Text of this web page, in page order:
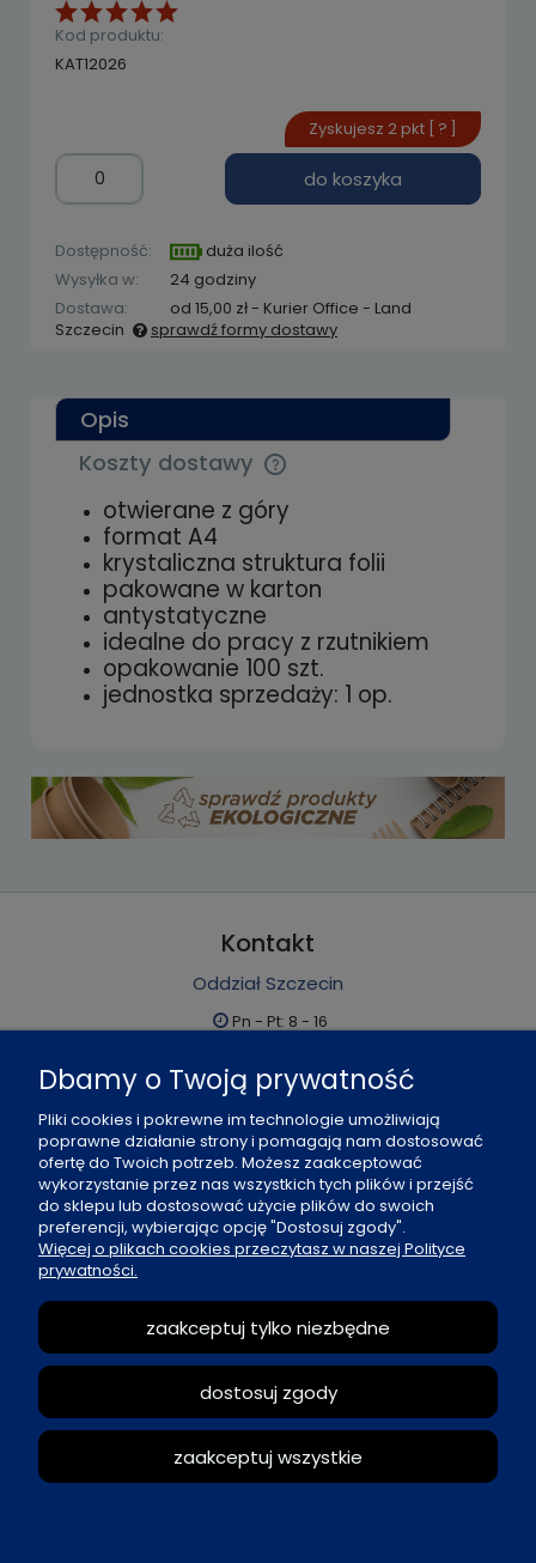
Kod produktu:
KAT12026
do koszyka
Zyskujesz 2 pkt [ ? ]
Dostępność:
duża ilość
Wysyłka w:
24 godziny
Dostawa:
od 15,00 zł- Kurier Office - Land
Szczecin
sprawdź formy dostawy
Opis
Koszty dostawy
Cena nie zawiera ewentualnych kosztów
płatności
otwierane z góry
format A4
krystaliczna struktura folii
pakowane w karton
antystatyczne
idealne do pracy z rzutnikiem
opakowanie 100 szt.
jednostka sprzedaży: 1 op.
Kontakt
Oddział Szczecin
Pn - Pt: 8 - 16
91 484 07 06
biuro@office-land.pl
Fax: 91 484 49 27
O nas
Zasady sprzedaży
Reklamacje i zwroty
Moje konto
Dbamy o Twoją prywatność
Pliki cookies i pokrewne im technologie umożliwiają
poprawne działanie strony i pomagają nam dostosować
ofertę do Twoich potrzeb. Możesz zaakceptować
wykorzystanie przez nas wszystkich tych plików i przejść
do sklepu lub dostosować użycie plików do swoich
preferencji, wybierając opcję "Dostosuj zgody".
Więcej o plikach cookies przeczytasz w naszej Polityce
prywatności.
zaakceptuj tylko niezbędne
dostosuj zgody
zaakceptuj wszystkie